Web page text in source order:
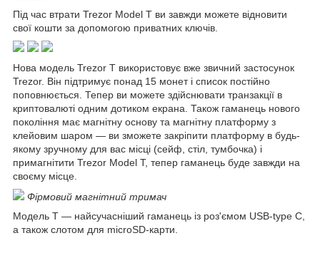
Під час втрати Trezor Model T ви завжди можете відновити
свої кошти за допомогою приватних ключів.
Нова модель Trezor T використовує вже звичний застосунок
Trezor. Він підтримує понад 15 монет і список постійно
поповнюється. Тепер ви можете здійснювати транзакції в
криптовалюті одним дотиком екрана. Також гаманець нового
покоління має магнітну основу та магнітну платформу з
клейовим шаром — ви зможете закріпити платформу в будь-
якому зручному для вас місці (сейф, стіл, тумбочка) і
примагнітити Trezor Model T, тепер гаманець буде завжди на
своєму місце.
Фірмовий магнітний тримач
Модель Т — найсучасніший гаманець із роз'ємом USB-type C,
а також слотом для microSD-карти.